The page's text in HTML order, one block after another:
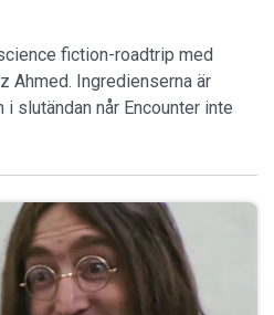
fiction-roadtrip med
Ahmed. Ingredienserna är
slutändan når Encounter inte